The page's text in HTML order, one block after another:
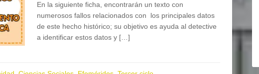
En la siguiente ficha, encontrarán un texto con
numerosos fallos relacionados con los principales datos
de este hecho histórico; su objetivo es ayuda al detective
a identificar estos datos y […]